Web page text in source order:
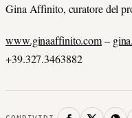
Gina Affinito, curatore del
www.ginaaffinito.com–
+39.327.3463882